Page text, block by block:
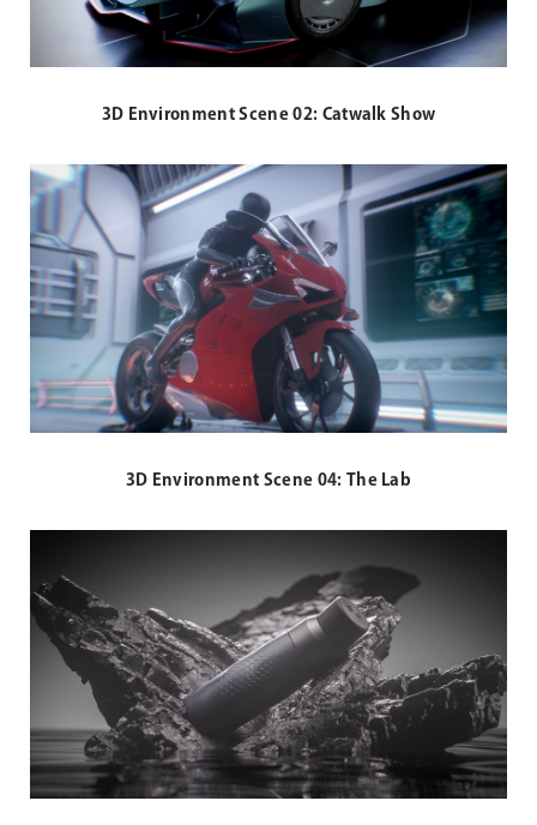
3D Environment Scene 02: Catwalk Show
3D Environment Scene 04: The Lab